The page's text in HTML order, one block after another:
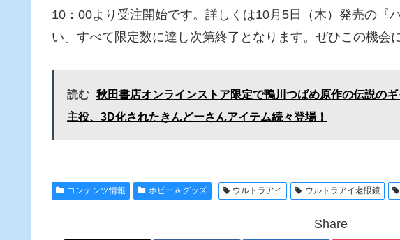
10：00より受注開始です。詳しくは10月5日（木）発売の『
い。すべて限定数に達し次第終了となります。ぜひこの機会
読む 秋田書店オンラインストア限定で鴨川つばめ原作の伝説の
主役、3D化されたきんどーさんアイテム続々登場！
コンテンツ情報 ホビー＆グッズ ウルトラアイ ウルトラアイ老眼鏡
Share